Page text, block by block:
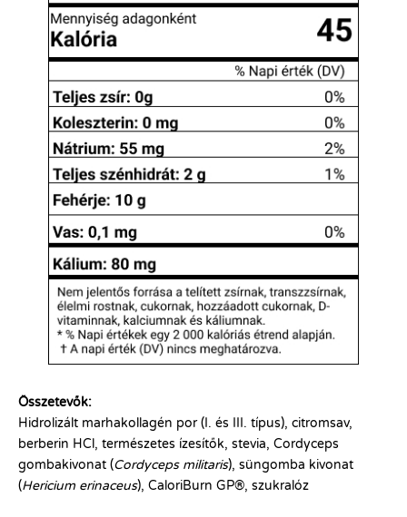
Összetevők:
Hidrolizált marhakollagén por (I. és III. típus), citromsav,
berberin HCl, természetes ízesítők, stevia, Cordyceps
gombakivonat (Cordyceps militaris), süngomba kivonat
(Hericium erinaceus), CaloriBurn GP®, szukralóz